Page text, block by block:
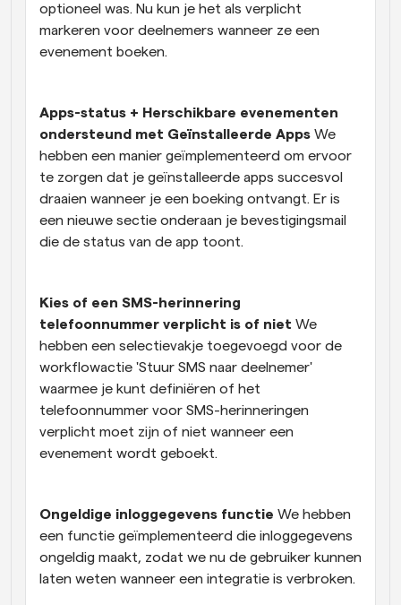
optioneel was. Nu kun je het als verplicht
markeren voor deelnemers wanneer ze een
evenement boeken.
Apps-status + Herschikbare evenementen
ondersteund met Geïnstalleerde Apps We
hebben een manier geïmplementeerd om ervoor
te zorgen dat je geïnstalleerde apps succesvol
draaien wanneer je een boeking ontvangt. Er is
een nieuwe sectie onderaan je bevestigingsmail
die de status van de app toont.
Kies of een SMS-herinnering
telefoonnummer verplicht is of niet We
hebben een selectievakje toegevoegd voor de
workflowactie 'Stuur SMS naar deelnemer'
waarmee je kunt definiëren of het
telefoonnummer voor SMS-herinneringen
verplicht moet zijn of niet wanneer een
evenement wordt geboekt.
Ongeldige inloggegevens functie We hebben
een functie geïmplementeerd die inloggegevens
ongeldig maakt, zodat we nu de gebruiker kunnen
laten weten wanneer een integratie is verbroken.